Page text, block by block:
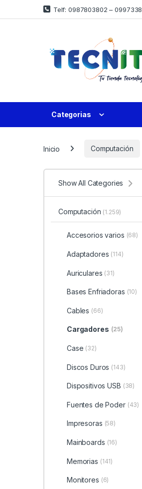
Telf: 0987803802 –
Categorias
Inicio Computación
Show All Categories
Computación (1.259)
Accesorios varios (68)
Adaptadores (114)
Auriculares (31)
Bases Enfriadoras (10)
Cables (66)
Cargadores (25)
Case (32)
Discos Duros (143)
Dispositivos USB (38)
Fuentes de Poder (43)
Impresoras (58)
Mainboards (16)
Memorias (141)
Monitores (6)